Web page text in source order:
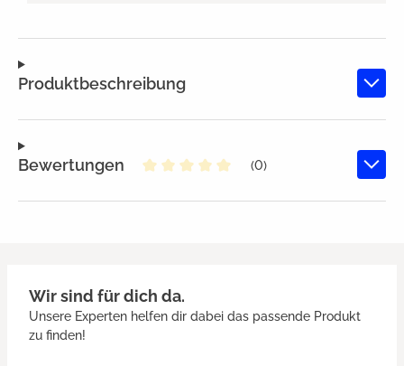
Produktbeschreibung
Bewertungen
(0)
Wir sind für dich da.
Unsere Experten helfen dir dabei das passende Produkt
zu finden!